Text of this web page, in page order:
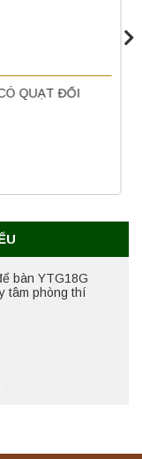
LÍT
B50V BIOBASE
hiệu quả
tâm phòng thí
– Thiết bị
nghiệm
– Thiết bị